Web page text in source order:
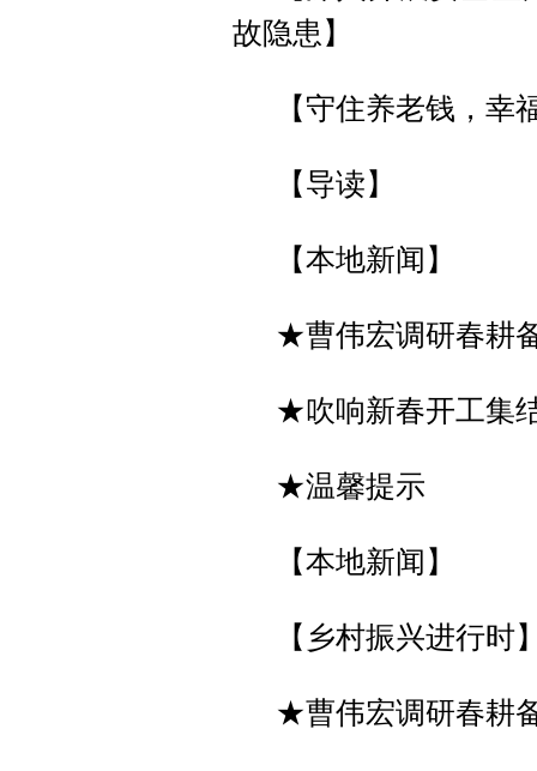
故隐患】
【守住养老钱，幸
【导读】
【本地新闻】
★曹伟宏调研春耕
★吹响新春开工集
★温馨提示
【本地新闻】
【乡村振兴进行时
★曹伟宏调研春耕